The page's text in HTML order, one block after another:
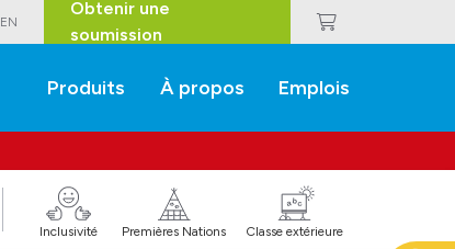
EN
Obtenir une
soumission
Produits À propos Emplois
Inclusivité Premières Nations Classe extérieure